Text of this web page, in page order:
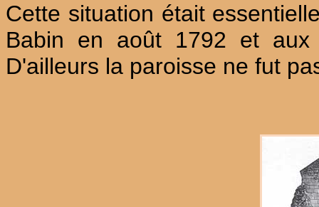
Cette situation était
Babin en août 1792 et aux
D'ailleurs la paroisse ne fut